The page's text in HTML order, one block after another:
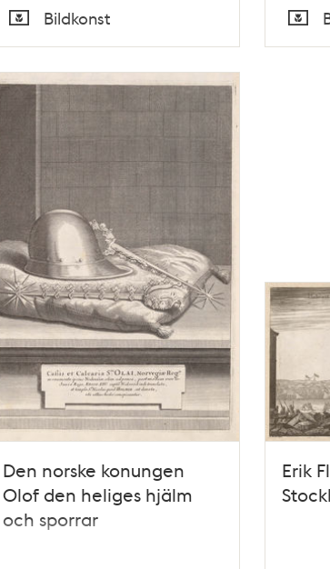
Tid
Typ
Bildkonst Tid
Typ
Den norske konungen
Olof den heliges hjälm
och sporrar
Erik